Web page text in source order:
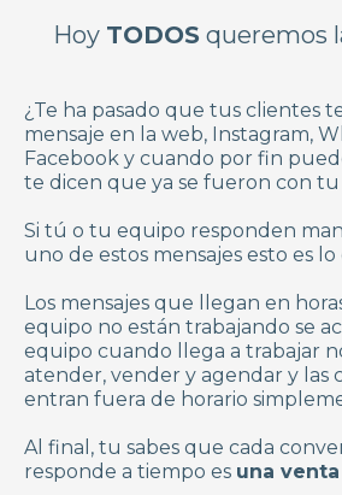
Hoy TODOS queremos
¿Te ha pasado que tus clientes
mensaje en la web, Instagram,
Facebook y cuando por fin
te dicen que ya se fueron con
Si tú o tu equipo responden
uno de estos mensajes esto es
Los mensajes que llegan en
equipo no están trabajando se
equipo cuando llega a trabajar
atender, vender y agendar y las
entran fuera de horario
Al final, tu sabes que cada
responde a tiempo es una